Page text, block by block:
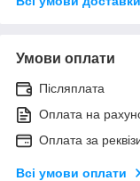
Умови оплати
Післяплата
Оплата на
Оплата за
Всі умови оплати